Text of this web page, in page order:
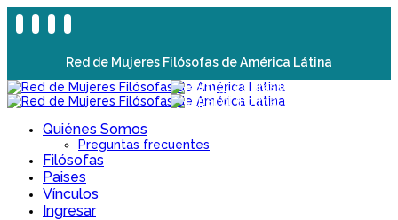
Red de Mujeres Filósofas de América Látina
Quiénes Somos
Preguntas frecuentes
Filósofas
Paises
Vínculos
Ingresar